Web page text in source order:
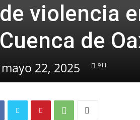
de violencia
Cuenca de
mayo 22, 2025 911